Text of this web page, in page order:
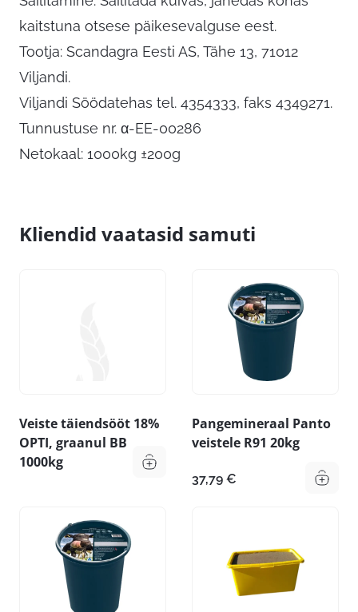
kaitstuna otsese päikesevalguse eest.
Tootja: Scandagra Eesti AS, Tähe 13, 71012
Viljandi.
Viljandi Söödatehas tel. 4354333, faks 4349271.
Tunnustuse nr. α-EE-00286
Netokaal: 1000kg ±200g
Kliendid vaatasid samuti
Veiste täiendsööt 18%
OPTI, graanul BB
1000kg
Pangemineraal Panto
veistele R91 20kg
37,79 €